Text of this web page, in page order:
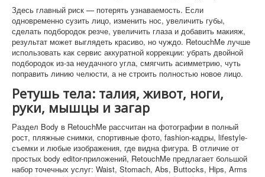
Здесь главный риск — потерять узнаваемость. Если
одновременно сузить лицо, изменить нос, увеличить губы,
сделать подбородок резче, увеличить глаза и добавить макияж,
результат может выглядеть красиво, но чуждо. RetouchMe лучше
использовать как сервис аккуратной коррекции: убрать двойной
подбородок из-за неудачного угла, смягчить асимметрию, чуть
поправить линию челюсти, а не строить полностью новое лицо.
Ретушь тела: талия, живот, ноги,
руки, мышцы и загар
Раздел Body в RetouchMe рассчитан на фотографии в полный
рост, пляжные снимки, спортивные фото, fashion-кадры, lifestyle-
съемки и любые изображения, где видна фигура. В отличие от
простых body editor-приложений, RetouchMe предлагает большой
набор точечных услуг: Waist, Stomach, Abs, Buttocks, Hips, Arms